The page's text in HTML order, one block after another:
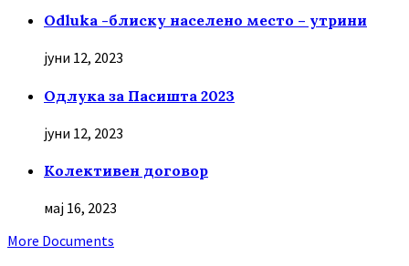
Odluka -блиску населено место – утрини
јуни 12, 2023
Oдлука за Пасишта 2023
јуни 12, 2023
Колективен договор
мај 16, 2023
More Documents